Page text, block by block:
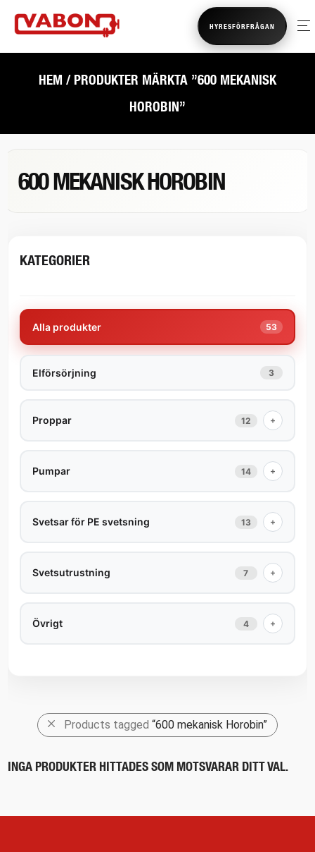
HYRESFÖRFRÅGAN
HEM / PRODUKTER MÄRKTA ”600 MEKANISK
HOROBIN”
600 MEKANISK HOROBIN
KATEGORIER
Alla produkter 53
Elförsörjning 3
Proppar 12 +
Pumpar 14 +
Svetsar för PE svetsning 13 +
Svetsutrustning 7 +
Övrigt 4 +
Products tagged “600 mekanisk Horobin”
INGA PRODUKTER HITTADES SOM MOTSVARAR DITT VAL.